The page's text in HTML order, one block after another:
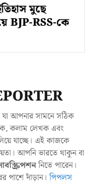
মুছে
BJP-RSS-কে
যা আপনার সামনে সঠিক
কলাম লেখক এবং
যাচ্ছে। এই কাজকে
আপনি ভারতে থাকুন বা
নিতে পারেন।
পাশে দাঁড়ান।পিপলস